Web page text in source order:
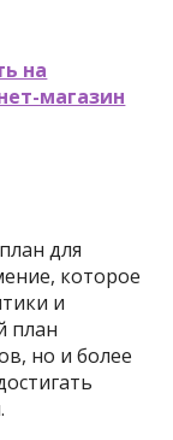
на
магазин
для
которое
и
план
но и более